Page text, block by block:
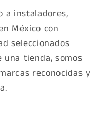
a instaladores,
México con
seleccionados
una tienda, somos
reconocidas y